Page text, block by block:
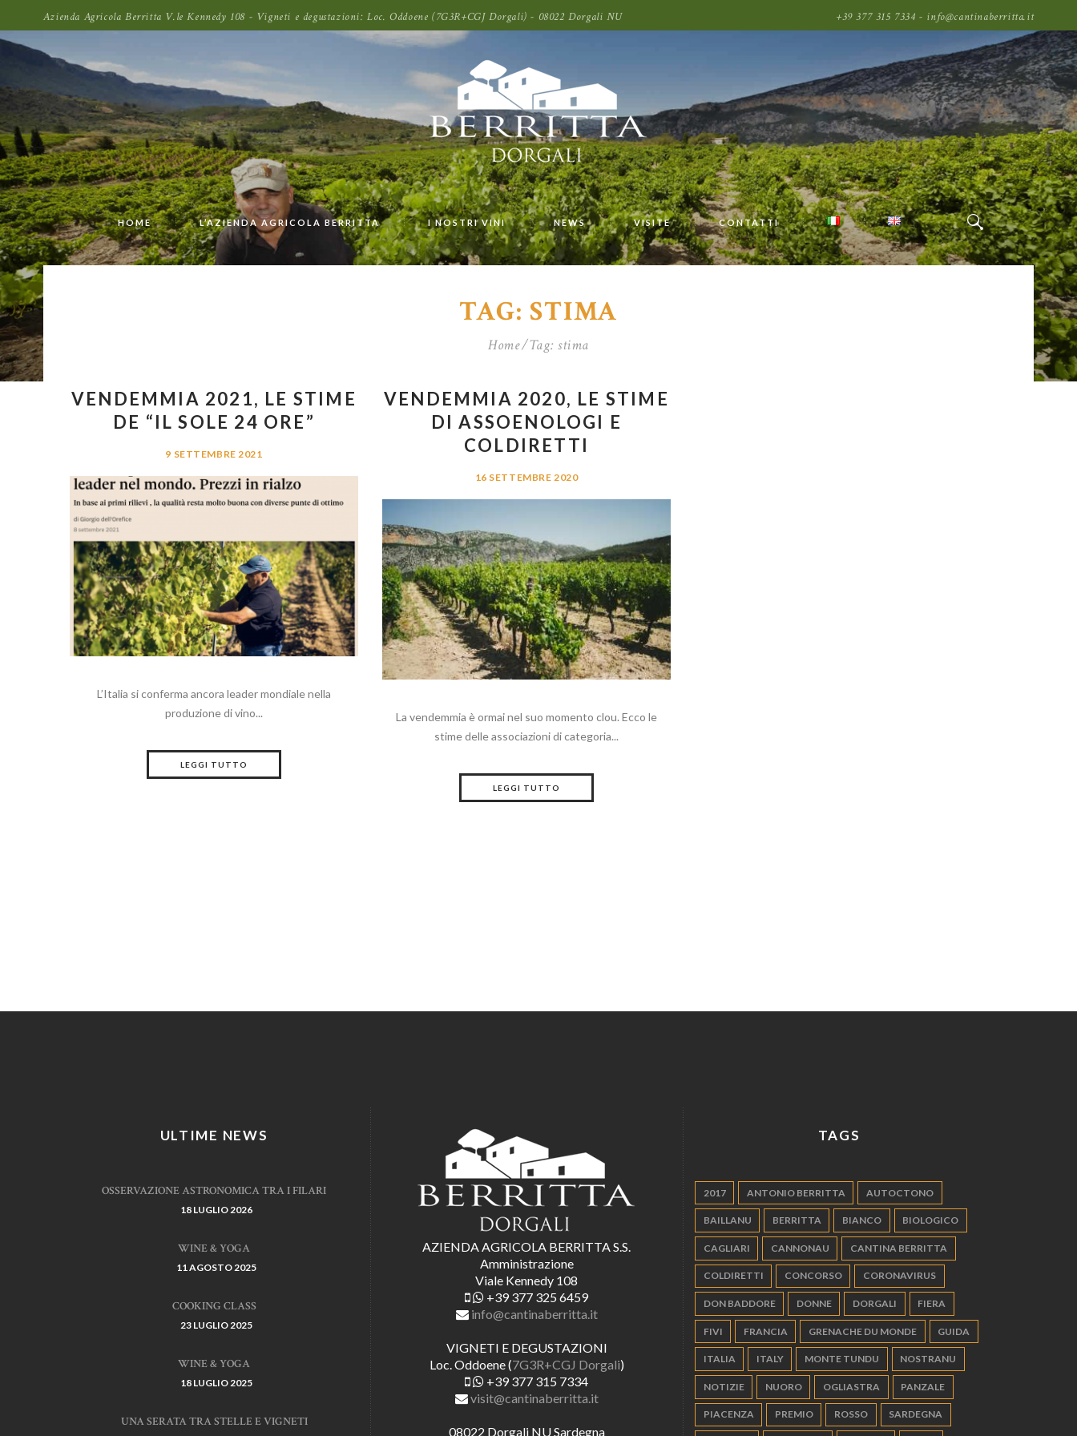
Azienda Agricola Berritta V.le Kennedy 108 - Vigneti e degustazioni: Loc. Oddoene (7G3R+CGJ Dorgali) - 08022 Dorgali NU +39 377 315 7334 - info@cantinaberritta.it
HOME L’AZIENDA AGRICOLA BERRITTA I NOSTRI VINI NEWS VISITE CONTATTI
TAG: STIMA
Home Tag: stima
VENDEMMIA 2021, LE STIME
DE “IL SOLE 24 ORE”
9 SETTEMBRE 2021
L’Italia si conferma ancora leader mondiale nella
produzione di vino...
LEGGI TUTTO
VENDEMMIA 2020, LE STIME
DI ASSOENOLOGI E
COLDIRETTI
16 SETTEMBRE 2020
La vendemmia è ormai nel suo momento clou. Ecco le
stime delle associazioni di categoria...
LEGGI TUTTO
ULTIME NEWS
OSSERVAZIONE ASTRONOMICA TRA I FILARI
18 LUGLIO 2026
WINE & YOGA
11 AGOSTO 2025
COOKING CLASS
23 LUGLIO 2025
WINE & YOGA
18 LUGLIO 2025
UNA SERATA TRA STELLE E VIGNETI
AZIENDA AGRICOLA BERRITTA S.S.
Amministrazione
Viale Kennedy 108
+39 377 325 6459
info@cantinaberritta.it
VIGNETI E DEGUSTAZIONI
Loc. Oddoene (7G3R+CGJ Dorgali)
+39 377 315 7334
visit@cantinaberritta.it
08022 Dorgali NU Sardegna
TAGS
2017 ANTONIO BERRITTA AUTOCTONO
BAILLANU BERRITTA BIANCO BIOLOGICO
CAGLIARI CANNONAU CANTINA BERRITTA
COLDIRETTI CONCORSO CORONAVIRUS
DON BADDORE DONNE DORGALI FIERA
FIVI FRANCIA GRENACHE DU MONDE GUIDA
ITALIA ITALY MONTE TUNDU NOSTRANU
NOTIZIE NUORO OGLIASTRA PANZALE
PIACENZA PREMIO ROSSO SARDEGNA